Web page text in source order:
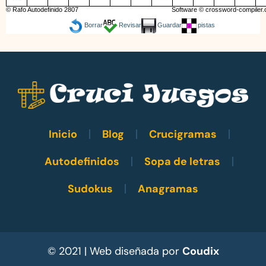
Borrar Revisar Guardar pistas
© Rafo Autodefinido 2807 Software © crossword-
Inicio Blog
Crucigramas
Autodefinidos
Sopa de letras
Sudokus
Anagramas
© 2021 | Web diseñada por Coudix